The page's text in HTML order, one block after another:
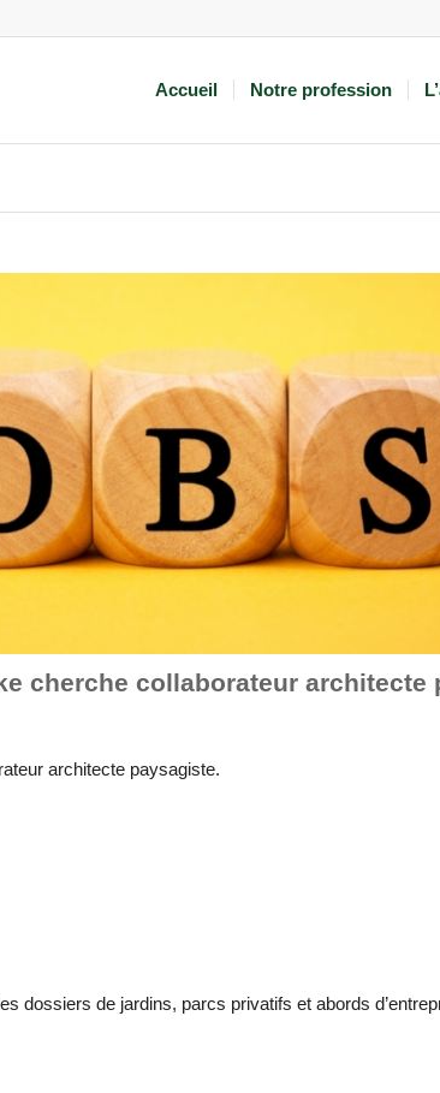
Accueil Notre profession
cherche collaborateur architecte
architecte paysagiste.
dossiers de jardins, parcs privatifs et abords